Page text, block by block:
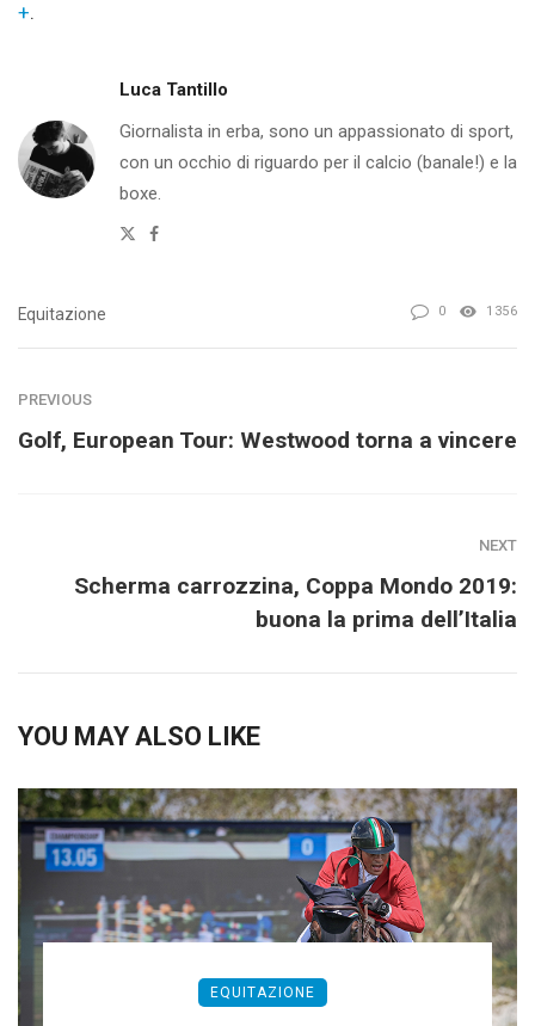
+.
Luca Tantillo
Giornalista in erba, sono un appassionato di sport,
con un occhio di riguardo per il calcio (banale!) e la
boxe.
Twitter
Facebook
Equitazione 0 1356
PREVIOUS
Golf, European Tour: Westwood torna a vincere
NEXT
Scherma carrozzina, Coppa Mondo 2019:
buona la prima dell’Italia
YOU MAY ALSO LIKE
EQUITAZIONE